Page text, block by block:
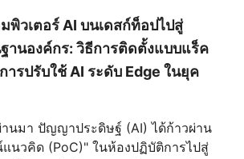
วามสุนทรียภาพหลอมรวมเข้าด้วยกัน
แห่งความสมดุลอัน
ดหน้าประวัติศาสตร์ ความสมมาตร
วามมั่นคง ความเป็นระเบียบ
ามยั่งยืน นับตั้งแต่วสถาปัตยกรรม
การออกแบบอุตสาหกรรมสมัยใหม่
ะดึงดูดเข้าหาองค์ประกอบที่มีความ
พิวเตอร์ AI บนเดสก์ท็อปไปสู่
านองค์กร: วิธีการติดตั้งแบบแร็ค
ารปรับใช้ AI ระดับ Edge ในยุค
นมา ปัญญาประดิษฐ์ (AI) ได้ก้าวผ่าน
นวคิด (PoC)" ในห้องปฏิบัติการไปสู่